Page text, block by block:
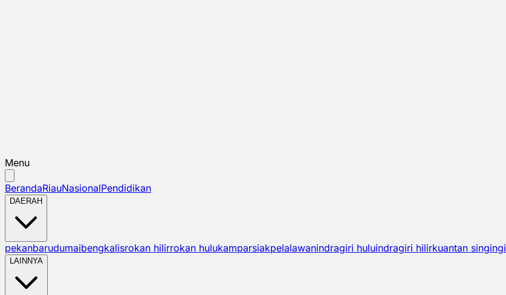
Menu
BerandaRiauNasionalPendidikan
DAERAH
pekanbarudumaibengkalisrokan hilirrokan hulukamparsiakpelalawanindragiri huluindragiri hilirkuantan singingi
LAINNYA